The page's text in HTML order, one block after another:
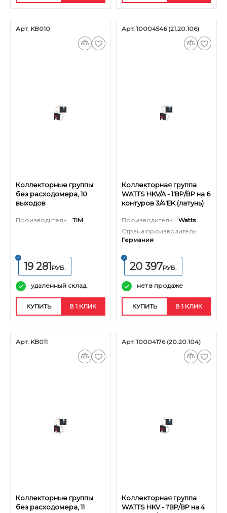
Арт. KB010
Коллекторные группы
без расходомера, 10
выходов
Производитель: TIM
19 281РУБ.
удаленный склад.
КУПИТЬ В 1 КЛИК
Арт. 10004546 (21.20.106)
Коллекторная группа
WATTS HKV/A - 1'ВР/ВР на 6
контуров 3/4'EK (латунь)
Производитель:
Watts
Страна производитель:
Германия
20 397РУБ.
нет в продаже
КУПИТЬ В 1 КЛИК
Арт. KB011
Коллекторные группы
без расходомера, 11
Арт. 10004176 (20.20.104)
Коллекторная группа
WATTS HKV - 1'ВР/ВР на 4